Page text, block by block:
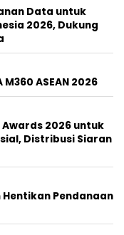
Data untuk
2026, Dukung
ASEAN 2026
2026 untuk
Distribusi Siaran
Hentikan Pendanaan